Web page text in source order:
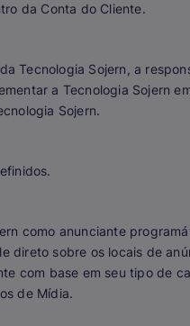
da Conta do Cliente.
Tecnologia Sojern, a
a Tecnologia Sojern
Sojern.
como anunciante
direto sobre os locais de
com base em seu tipo de
de Mídia.